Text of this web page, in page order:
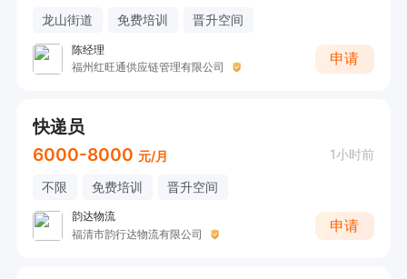
龙山街道 免费培训 晋升空间
陈经理
福州红旺通供应链管理有限公司
申请
快递员
6000-8000 元/月 1小时前
不限 免费培训 晋升空间
韵达物流
福清市韵行达物流有限公司
申请